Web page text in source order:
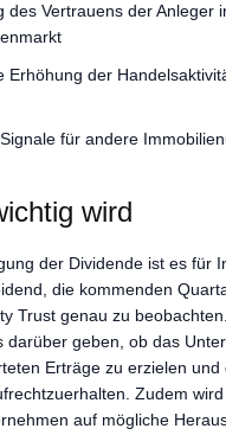
des Vertrauens der Anleger
Erhöhung der
für andere
wird
der Dividende ist es für
die kommenden
Trust genau zu
darüber geben, ob das
Erträge zu erzielen und
Zudem
auf mögliche